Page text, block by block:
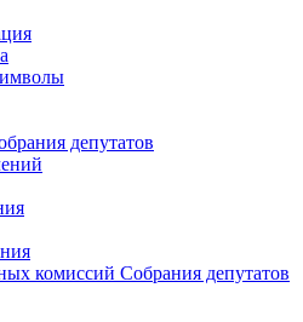
депутатов
комиссий Собрания депутатов